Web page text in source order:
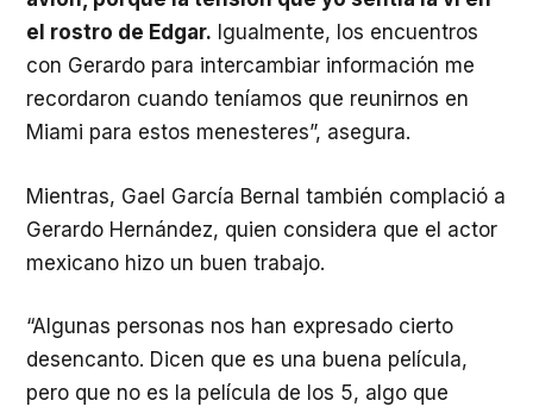
el rostro de Edgar. Igualmente, los encuentros
con Gerardo para intercambiar información me
recordaron cuando teníamos que reunirnos en
Miami para estos menesteres”, asegura.
Mientras, Gael García Bernal también complació a
Gerardo Hernández, quien considera que el actor
mexicano hizo un buen trabajo.
“Algunas personas nos han expresado cierto
desencanto. Dicen que es una buena película,
pero que no es la película de los 5, algo que